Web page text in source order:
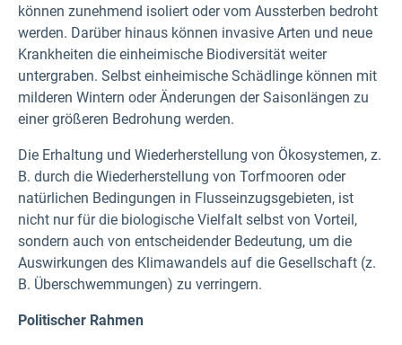
können zunehmend isoliert oder vom Aussterben bedroht
werden. Darüber hinaus können invasive Arten und neue
Krankheiten die einheimische Biodiversität weiter
untergraben. Selbst einheimische Schädlinge können mit
milderen Wintern oder Änderungen der Saisonlängen zu
einer größeren Bedrohung werden.
Die Erhaltung und Wiederherstellung von Ökosystemen, z.
B. durch die Wiederherstellung von Torfmooren oder
natürlichen Bedingungen in Flusseinzugsgebieten, ist
nicht nur für die biologische Vielfalt selbst von Vorteil,
sondern auch von entscheidender Bedeutung, um die
Auswirkungen des Klimawandels auf die Gesellschaft (z.
B. Überschwemmungen) zu verringern.
Politischer Rahmen